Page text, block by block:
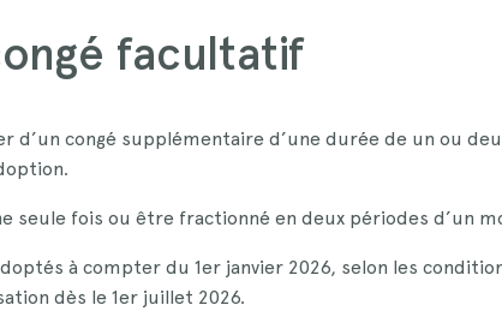
facultatif
d’un congé supplémentaire d’une durée de un ou
seule fois ou être fractionné en deux périodes d’un
à compter du 1er janvier 2026, selon les
dès le 1er juillet 2026.